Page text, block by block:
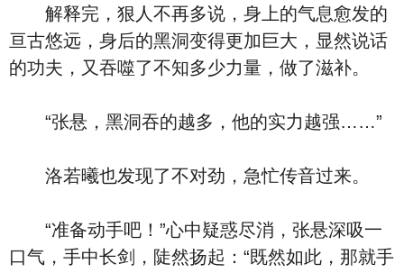
解释完，狠人不再多说，身上的气息愈发的
亘古悠远，身后的黑洞变得更加巨大，显然说话
的功夫，又吞噬了不知多少力量，做了滋补。
“张悬，黑洞吞的越多，他的实力越强……”
洛若曦也发现了不对劲，急忙传音过来。
“准备动手吧！”心中疑惑尽消，张悬深吸一
口气，手中长剑，陡然扬起：“既然如此，那就手